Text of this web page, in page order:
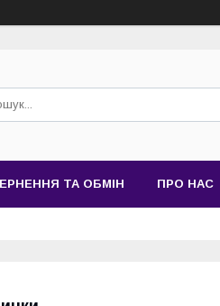
ТА ОБМІН ПРО НАС